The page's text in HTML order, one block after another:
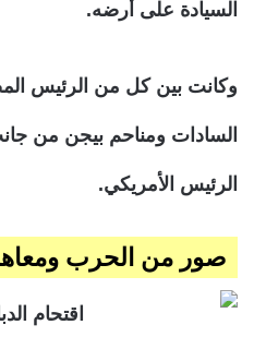
السيادة على أرضه.
وكانت بين كل من الرئيس
السادات ومناحم بيجن من
الرئيس الأمريكي.
صور من الحرب